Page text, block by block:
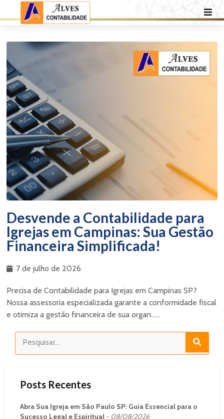
Desvende a Contabilidade para
Igrejas em Campinas: Sua Gestão
Financeira Simplificada!
7 de julho de 2026
Precisa de Contabilidade para Igrejas em Campinas SP?
Nossa assessoria especializada garante a conformidade fiscal
e otimiza a gestão financeira de sua organ......
Posts Recentes
Abra Sua Igreja em São Paulo SP: Guia Essencial para o
Sucesso Legal e Espiritual
08/08/2026